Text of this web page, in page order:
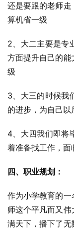
还是要跟的老师
算机省一级
2、大二主要是专
方面提升自己的
级
3、大三的时候我
的进步，为自己
4、大四我们即将
着准备找工作，面
四、职业规划：
作为小学教育的
师这个平凡而又
满天下，播下了